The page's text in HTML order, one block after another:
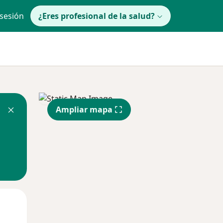
¿Eres profesional de la salud?
Ampliar mapa